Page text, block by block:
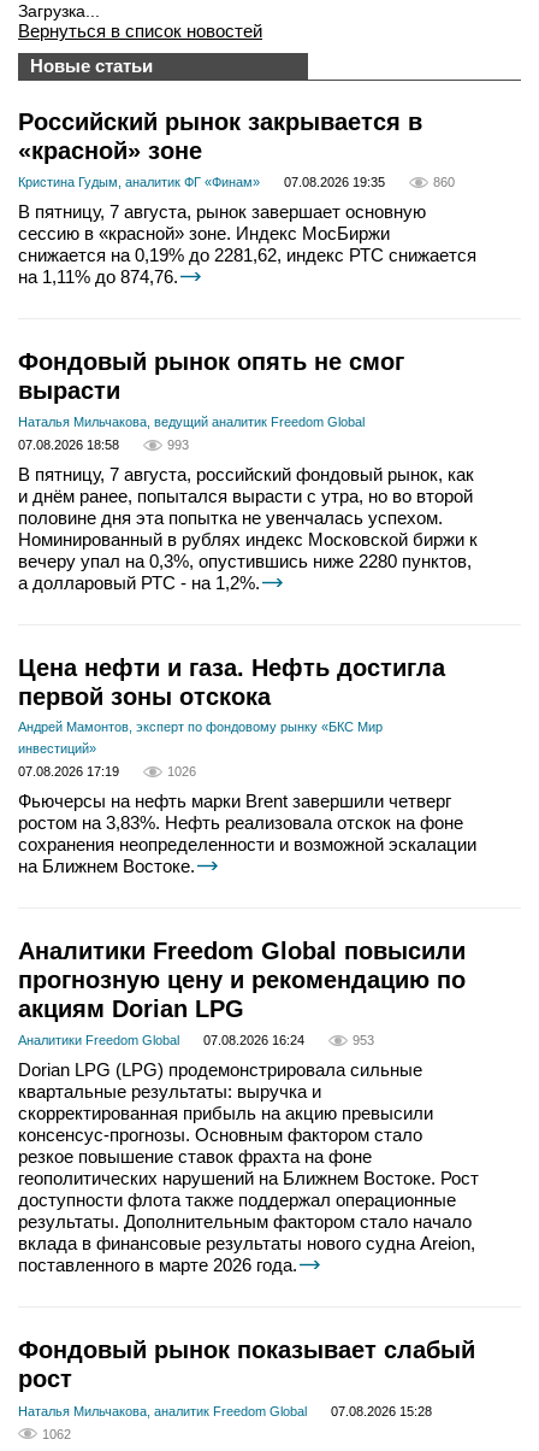
Загрузка...
Вернуться в список новостей
Новые статьи
Российский рынок закрывается в
«красной» зоне
Кристина Гудым, аналитик ФГ «Финам» 07.08.2026 19:35 860
В пятницу, 7 августа, рынок завершает основную
сессию в «красной» зоне. Индекс МосБиржи
снижается на 0,19% до 2281,62, индекс РТС снижается
на 1,11% до 874,76.
Фондовый рынок опять не смог
вырасти
Наталья Мильчакова, ведущий аналитик Freedom Global
07.08.2026 18:58
993
В пятницу, 7 августа, российский фондовый рынок, как
и днём ранее, попытался вырасти с утра, но во второй
половине дня эта попытка не увенчалась успехом.
Номинированный в рублях индекс Московской биржи к
вечеру упал на 0,3%, опустившись ниже 2280 пунктов,
а долларовый РТС - на 1,2%.
Цена нефти и газа. Нефть достигла
первой зоны отскока
Андрей Мамонтов, эксперт по фондовому рынку «БКС Мир
инвестиций»
07.08.2026 17:19
1026
Фьючерсы на нефть марки Brent завершили четверг
ростом на 3,83%. Нефть реализовала отскок на фоне
сохранения неопределенности и возможной эскалации
на Ближнем Востоке.
Аналитики Freedom Global повысили
прогнозную цену и рекомендацию по
акциям Dorian LPG
Аналитики Freedom Global 07.08.2026 16:24 953
Dorian LPG (LPG) продемонстрировала сильные
квартальные результаты: выручка и
скорректированная прибыль на акцию превысили
консенсус-прогнозы. Основным фактором стало
резкое повышение ставок фрахта на фоне
геополитических нарушений на Ближнем Востоке. Рост
доступности флота также поддержал операционные
результаты. Дополнительным фактором стало начало
вклада в финансовые результаты нового судна Areion,
поставленного в марте 2026 года.
Фондовый рынок показывает слабый
рост
Наталья Мильчакова, аналитик Freedom Global
07.08.2026 15:28
1062